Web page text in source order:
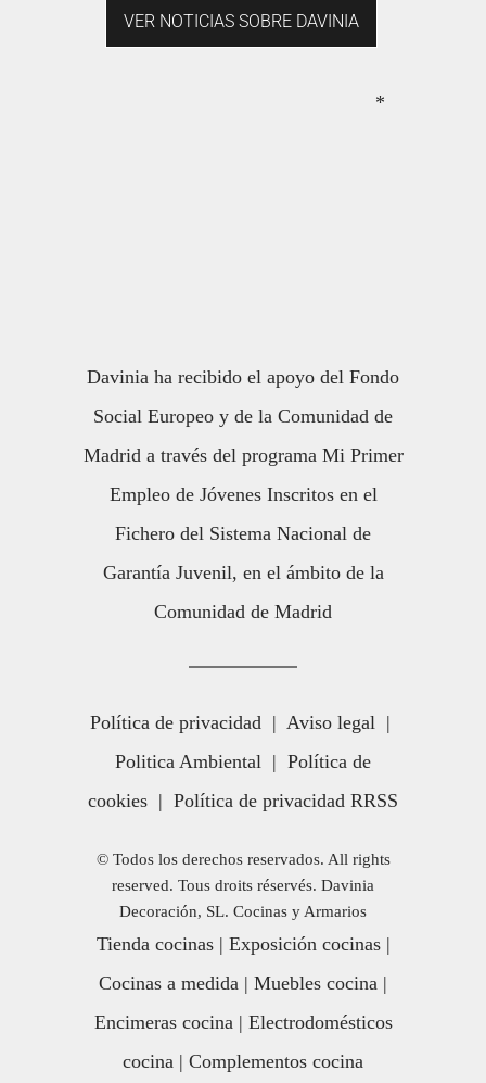
VER NOTICIAS SOBRE DAVINIA
*
Davinia ha recibido el apoyo del Fondo
Social Europeo y de la Comunidad de
Madrid a través del programa Mi Primer
Empleo de Jóvenes Inscritos en el
Fichero del Sistema Nacional de
Garantía Juvenil, en el ámbito de la
Comunidad de Madrid
Política de privacidad | Aviso legal |
Politica Ambiental | Política de
cookies | Política de privacidad RRSS
© Todos los derechos reservados. All rights
reserved. Tous droits réservés. Davinia
Decoración, SL. Cocinas y Armarios
Tienda cocinas| Exposición cocinas|
Cocinas a medida | Muebles cocina |
Encimeras cocina| Electrodomésticos
cocina | Complementos cocina